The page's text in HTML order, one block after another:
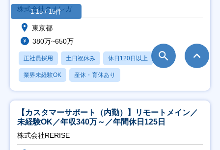
株式会社クオレガ
東京都
380万~650万
正社員採用 土日祝休み 休日120日以上
業界未経験OK 産休・育休あり
【カスタマーサポート（内勤）】リモートメイン／
未経験OK／年収340万～／年間休日125日
株式会社RERISE
1-15 / 15件